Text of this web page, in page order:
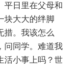
平日里在父母和
块大大的绊脚
措。我该怎么
问同学。难道我
活小事上吗？世